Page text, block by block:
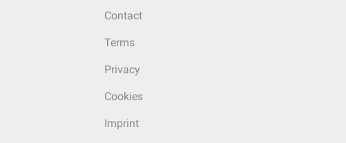
Contact
Terms
Privacy
Cookies
Imprint